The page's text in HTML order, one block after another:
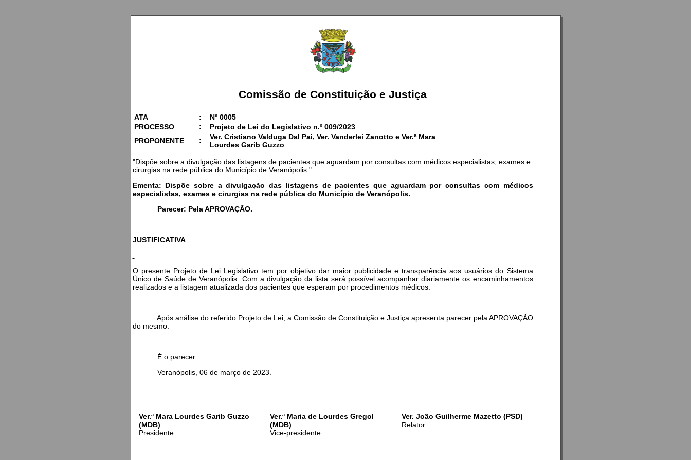
Comissão de Constituição e Justiça
ATA :
Nº 0005
PROCESSO
:
Projeto de Lei do Legislativo n.º 009/2023
PROPONENTE
:
Ver. Cristiano Valduga Dal Pai, Ver. Vanderlei Zanotto e Ver.ª Mara
Lourdes Garib Guzzo
"Dispõe sobre a divulgação das listagens de pacientes que aguardam por consultas com médicos especialistas, exames e
cirurgias na rede pública do Município de Veranópolis."
Ementa: Dispõe sobre a divulgação das listagens de pacientes que aguardam por consultas com médicos
especialistas, exames e cirurgias na rede pública do Município de Veranópolis.
Parecer: Pela APROVAÇÃO.
JUSTIFICATIVA
O presente Projeto de Lei Legislativo tem por objetivo dar maior publicidade e transparência aos usuários do Sistema
Único de Saúde de Veranópolis. Com a divulgação da lista será possível acompanhar diariamente os encaminhamentos
realizados e a listagem atualizada dos pacientes que esperam por procedimentos médicos.
Após análise do referido Projeto de Lei, a Comissão de Constituição e Justiça apresenta parecer pela APROVAÇÃO
do mesmo.
É o parecer.
Veranópolis, 06 de março de 2023.
Ver.ª Mara Lourdes Garib Guzzo
(MDB)
Presidente
Ver.ª Maria de Lourdes Gregol
(MDB)
Vice-presidente
Ver. João Guilherme Mazetto (PSD)
Relator